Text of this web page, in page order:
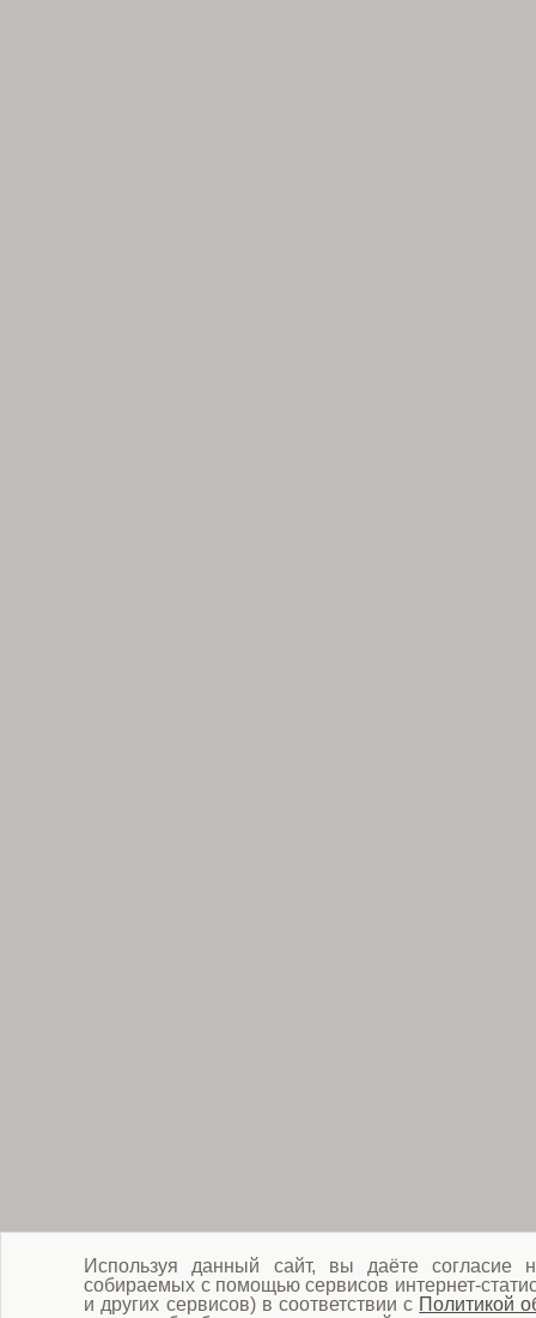
Используя данный сайт, вы даёте согласие
собираемых с помощью сервисов интернет-
и других сервисов) в соответствии с Политикой